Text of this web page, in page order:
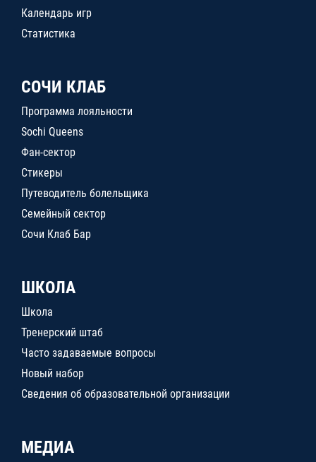
Календарь игр
Статистика
СОЧИ КЛАБ
Программа лояльности
Sochi Queens
Фан-сектор
Стикеры
Путеводитель болельщика
Семейный сектор
Сочи Клаб Бар
ШКОЛА
Школа
Тренерский штаб
Часто задаваемые вопросы
Новый набор
Сведения об образовательной организации
МЕДИА